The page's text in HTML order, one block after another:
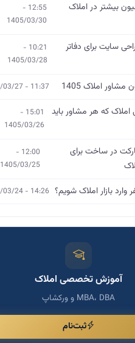
بیشتر در املاک
12:55 -
1405/03/30
سایت برای دفاتر
10:21 -
1405/03/28
املاک 1405 11:37 - 1405/03/27
که هر مشاور باید
15:01 -
1405/03/26
در ساخت برای
12:00 -
1405/03/25
وارد بازار املاک شویم؟ 14:26 - 1405/03/24
آموزش تخصصی املاک
MBA، DBA و ورکشاپ
ثبت‌نام